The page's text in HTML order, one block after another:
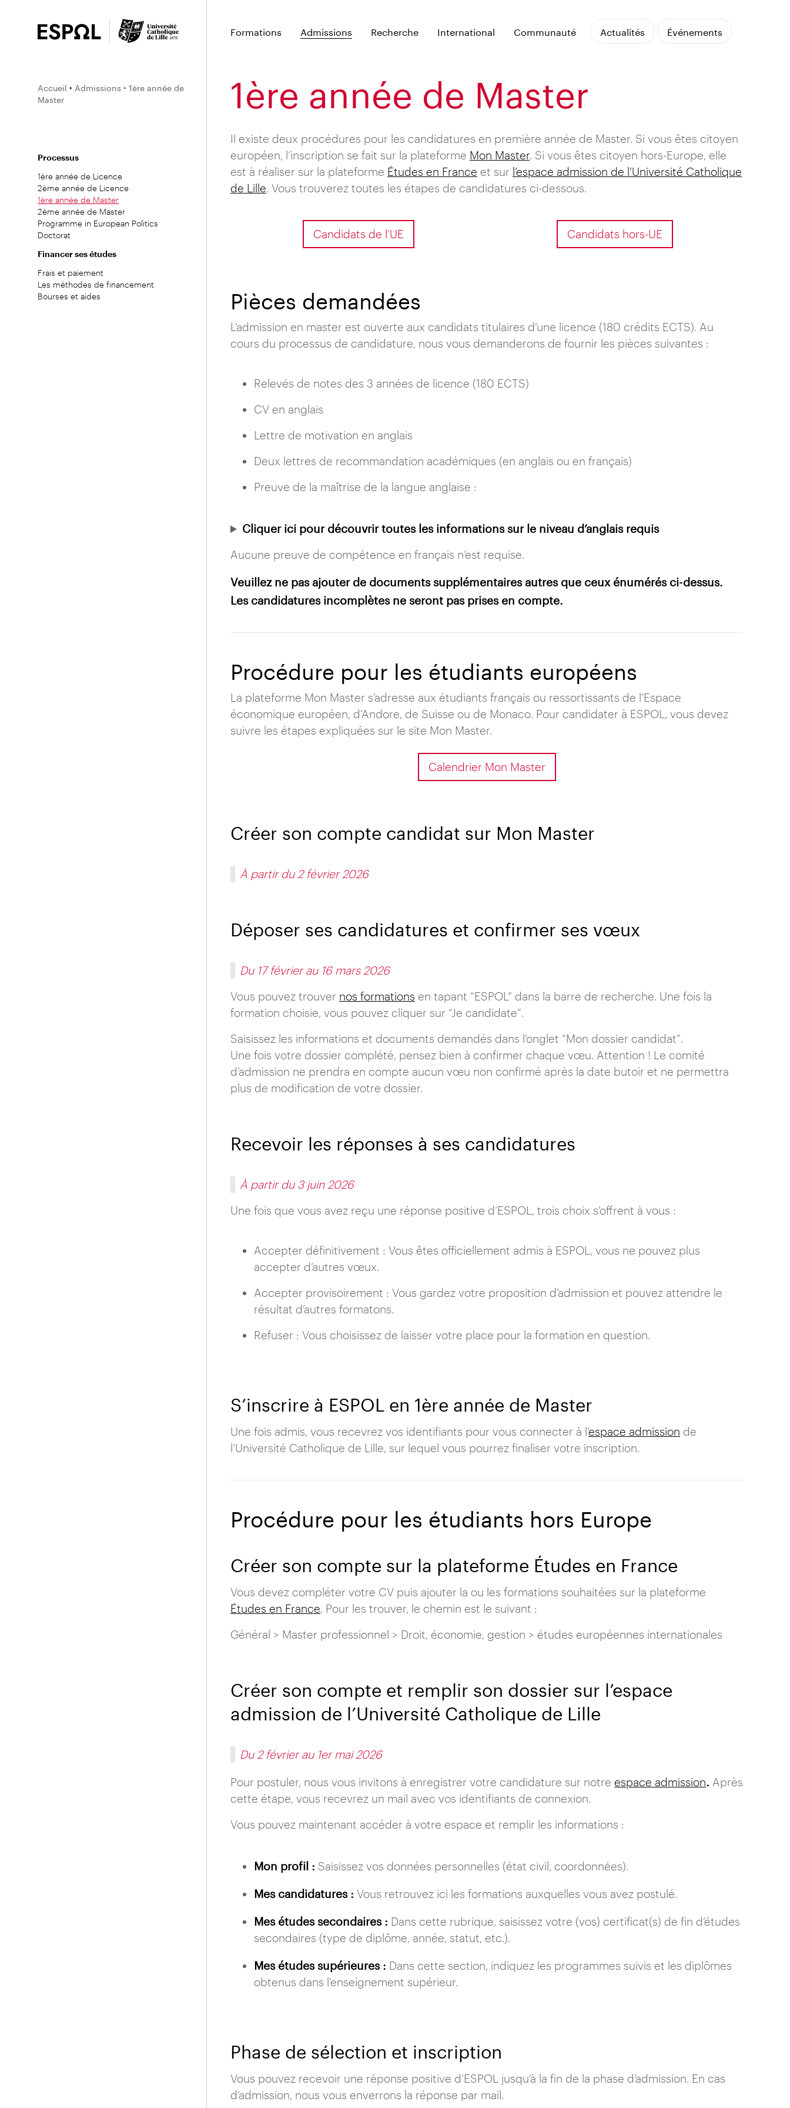
Accueil ‣Admissions ‣ 1ère année de
Master
Processus
1ère année de Licence
2ème année de Licence
1ère année de Master
2ème année de Master
Programme in European Politics
Doctorat
Financer ses études
Frais et paiement
Les méthodes de financement
Bourses et aides
Formations Admissions Recherche International Communauté Actualités Événements
1ère année de Master
Il existe deux procédures pour les candidatures en première année de Master. Si vous êtes citoyen
européen, l’inscription se fait sur la plateforme Mon Master. Si vous êtes citoyen hors-Europe, elle
est à réaliser sur la plateforme Études en France et sur l’espace admission de l’Université Catholique
de Lille. Vous trouverez toutes les étapes de candidatures ci-dessous.
Candidats de l’UE Candidats hors-UE
Pièces demandées
L’admission en master est ouverte aux candidats titulaires d’une licence (180 crédits ECTS). Au
cours du processus de candidature, nous vous demanderons de fournir les pièces suivantes :
Relevés de notes des 3 années de licence (180 ECTS)
CV en anglais
Lettre de motivation en anglais
Deux lettres de recommandation académiques (en anglais ou en français)
Preuve de la maîtrise de la langue anglaise :
Cliquer ici pour découvrir toutes les informations sur le niveau d’anglais requis
Aucune preuve de compétence en français n’est requise.
Veuillez ne pas ajouter de documents supplémentaires autres que ceux énumérés ci-dessus.
Les candidatures incomplètes ne seront pas prises en compte.
Procédure pour les étudiants européens
La plateforme Mon Master s’adresse aux étudiants français ou ressortissants de l’Espace
économique européen, d’Andore, de Suisse ou de Monaco. Pour candidater à ESPOL, vous devez
suivre les étapes expliquées sur le site Mon Master.
Calendrier Mon Master
Créer son compte candidat sur Mon Master
À partir du 2 février 2026
Déposer ses candidatures et confirmer ses vœux
Du 17 février au 16 mars 2026
Vous pouvez trouver nos formations en tapant “ESPOL” dans la barre de recherche. Une fois la
formation choisie, vous pouvez cliquer sur “Je candidate”.
Saisissez les informations et documents demandés dans l’onglet “Mon dossier candidat”.
Une fois votre dossier complété, pensez bien à confirmer chaque vœu. Attention ! Le comité
d’admission ne prendra en compte aucun vœu non confirmé après la date butoir et ne permettra
plus de modification de votre dossier.
Recevoir les réponses à ses candidatures
À partir du 3 juin 2026
Une fois que vous avez reçu une réponse positive d’ESPOL, trois choix s’offrent à vous :
Accepter définitivement : Vous êtes officiellement admis à ESPOL, vous ne pouvez plus
accepter d’autres vœux.
Accepter provisoirement : Vous gardez votre proposition d’admission et pouvez attendre le
résultat d’autres formatons.
Refuser : Vous choisissez de laisser votre place pour la formation en question.
S’inscrire à ESPOL en 1ère année de Master
Une fois admis, vous recevrez vos identifiants pour vous connecter à l’espace admission de
l’Université Catholique de Lille, sur lequel vous pourrez finaliser votre inscription.
Procédure pour les étudiants hors Europe
Créer son compte sur la plateforme Études en France
Vous devez compléter votre CV puis ajouter la ou les formations souhaitées sur la plateforme
Études en France. Pour les trouver, le chemin est le suivant :
Général > Master professionnel > Droit, économie, gestion > études européennes internationales
Créer son compte et remplir son dossier sur l’espace
admission de l’Université Catholique de Lille
Du 2 février au 1er mai 2026
Pour postuler, nous vous invitons à enregistrer votre candidature sur notre espace admission. Après
cette étape, vous recevrez un mail avec vos identifiants de connexion.
Vous pouvez maintenant accéder à votre espace et remplir les informations :
Mon profil : Saisissez vos données personnelles (état civil, coordonnées).
Mes candidatures : Vous retrouvez ici les formations auxquelles vous avez postulé.
Mes études secondaires : Dans cette rubrique, saisissez votre (vos) certificat(s) de fin d’études
secondaires (type de diplôme, année, statut, etc.).
Mes études supérieures : Dans cette section, indiquez les programmes suivis et les diplômes
obtenus dans l’enseignement supérieur.
Phase de sélection et inscription
Vous pouvez recevoir une réponse positive d’ESPOL jusqu’à la fin de la phase d’admission. En cas
d’admission, nous vous enverrons la réponse par mail.